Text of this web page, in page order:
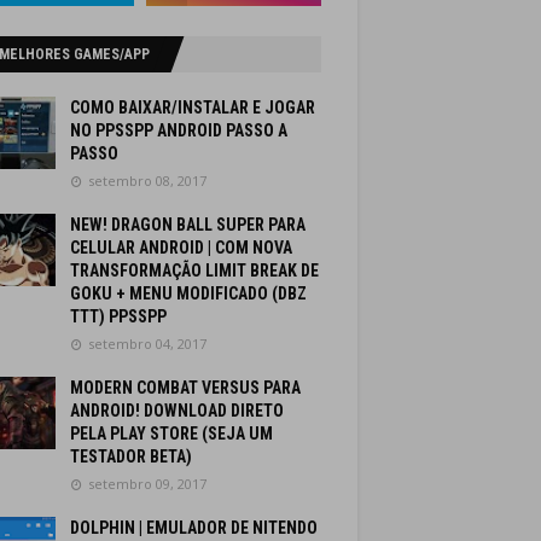
GAMES/APP
COMO BAIXAR/INSTALAR E JOGAR
NO PPSSPP ANDROID PASSO A
PASSO
setembro 08, 2017
NEW! DRAGON BALL SUPER PARA
CELULAR ANDROID | COM NOVA
TRANSFORMAÇÃO LIMIT BREAK DE
GOKU + MENU MODIFICADO (DBZ
TTT) PPSSPP
setembro 04, 2017
MODERN COMBAT VERSUS PARA
ANDROID! DOWNLOAD DIRETO
PELA PLAY STORE (SEJA UM
TESTADOR BETA)
setembro 09, 2017
DOLPHIN | EMULADOR DE NITENDO